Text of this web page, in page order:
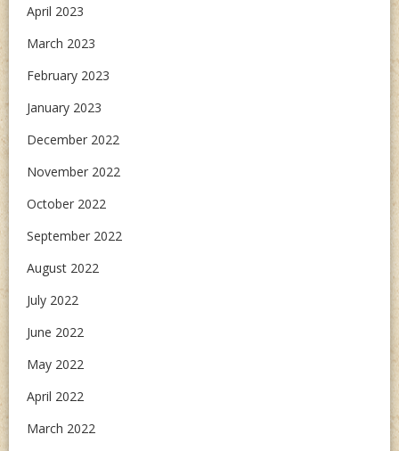
April 2023
March 2023
February 2023
January 2023
December 2022
November 2022
October 2022
September 2022
August 2022
July 2022
June 2022
May 2022
April 2022
March 2022